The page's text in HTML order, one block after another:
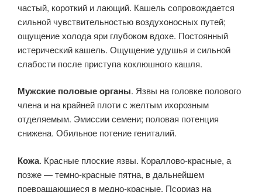
частый, короткий и лающий. Кашель сопровождается
сильной чувствительностью воздухоносных путей;
ощущение холода яри глубоком вдохе. Постоянный
истерический кашель. Ощущение удушья и сильной
слабости после приступа коклюшного кашля.
Мужские половые органы. Язвы на головке полового
члена и на крайней плоти с желтым ихорозным
отделяемым. Эмиссии семени; половая потенция
снижена. Обильное потение гениталий.
Кожа. Красные плоские язвы. Кораллово-красные, а
позже — темно-красные пятна, в дальнейшем
превращающиеся в медно-красные. Псориаз на